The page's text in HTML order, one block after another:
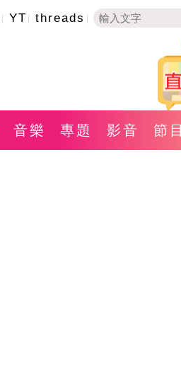
YT threads
音樂 專題 影音 節目